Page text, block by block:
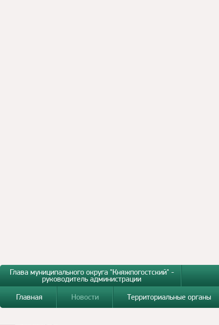
Глава муниципального округа "Княжпогостский" -
руководитель администрации
Главная
Новости Территориальные органы